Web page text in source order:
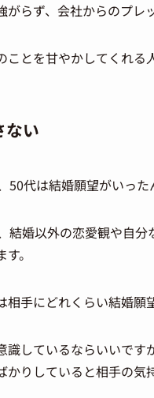
がらず、会社からのプレ
ことを甘やかしてくれる
ない
50代は結婚願望がいった
結婚以外の恋愛観や自
。
相手にどれくらい結婚願
識しているならいいで
かりしていると相手の気